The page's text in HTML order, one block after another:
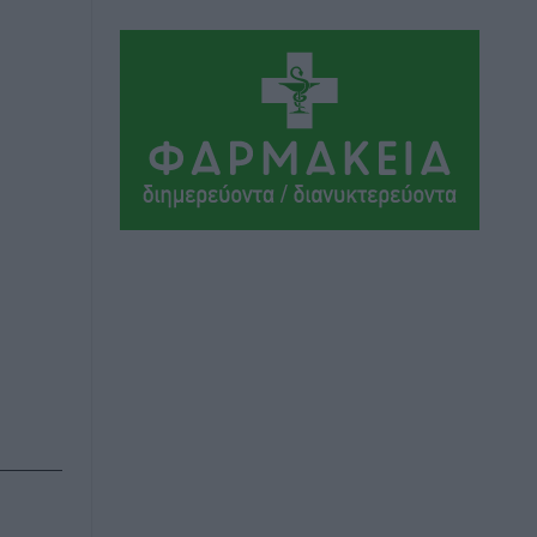
Πολιτιστικά• πριν 2 ώρες
Την άρση των εμποδίων για την άμεση
σταθμού στην Κάσο, ζητά ο Μάνος
Κόνσολας
Τοπικές Ειδήσεις• πριν 2 ώρες